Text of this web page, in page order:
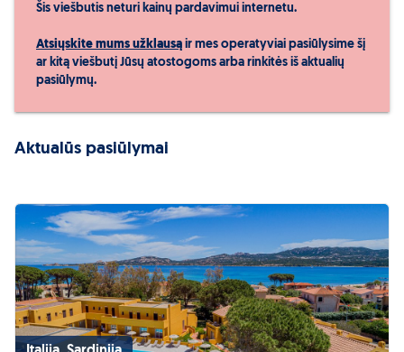
Šis viešbutis neturi kainų pardavimui internetu.
Atsiųskite mums užklausą ir mes operatyviai pasiūlysime šį
ar kitą viešbutį Jūsų atostogoms arba rinkitės iš aktualių
pasiūlymų.
Aktualūs pasiūlymai